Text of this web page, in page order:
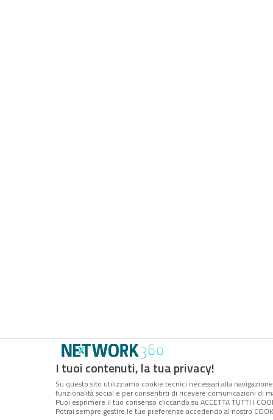
I tuoi contenuti, la tua privacy!
Su questo sito utilizziamo cookie tecnici necessari alla
funzionalità social e per consentirti di ricevere comunicazioni di
Puoi esprimere il tuo consenso cliccando su ACCETTA TUTTI I
Potrai sempre gestire le tue preferenze accedendo al nostro